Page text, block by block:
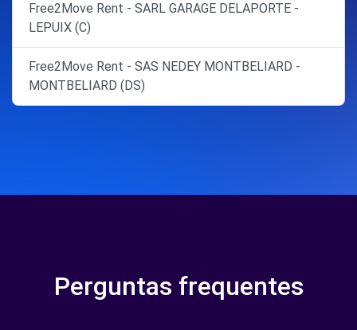
Free2Move Rent - SARL GARAGE DELAPORTE -
LEPUIX (C)
Free2Move Rent - SAS NEDEY MONTBELIARD -
MONTBELIARD (DS)
Perguntas frequentes